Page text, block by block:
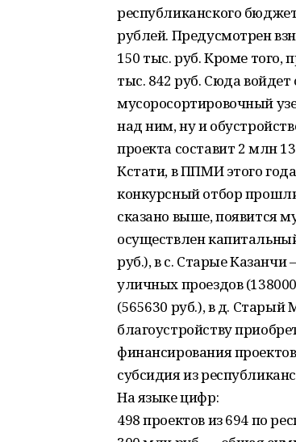
республиканского
рублей. Предусмотрен
150 тыс. руб. Кроме того,
тыс. 842 руб. Сюда
мусоросортировочный
над ним, ну и
проекта составит 2 млн
Кстати, в ППМИ этого
конкурсный отбор
сказано выше, появится
осуществлен
руб.), в с. Старые
уличных проездов
(565630 руб.), в д.
благоустройству
финансирования
субсидия из
На языке цифр:
498 проектов из 694 по